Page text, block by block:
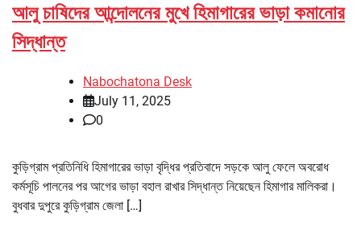
আলু চাষিদের আন্দোলনের মুখে হিমাগারের ভাড়া কমানোর
সিদ্ধান্ত
Nabochatona Desk
July 11, 2025
0
কুড়িগ্রাম প্রতিনিধি হিমাগারের ভাড়া বৃদ্ধির প্রতিবাদে সড়কে আলু ফেলে অবরোধ
কর্মসূচি পালনের পর আগের ভাড়া বহাল রাখার সিদ্ধান্ত নিয়েছেন হিমাগার মালিকরা।
বুধবার দুপুরে কুড়িগ্রাম জেলা […]